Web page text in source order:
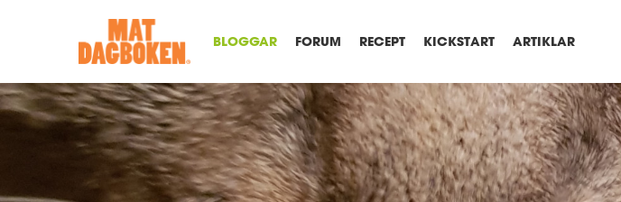
BLOGGAR FORUM RECEPT KICKSTART ARTIKLAR